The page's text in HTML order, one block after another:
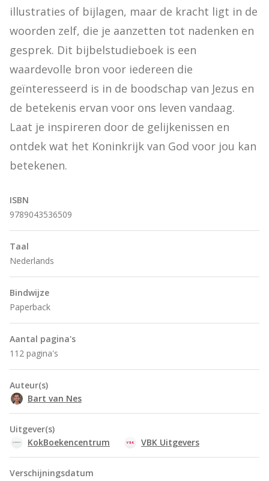
illustraties of bijlagen, maar de kracht ligt in de
woorden zelf, die je aanzetten tot nadenken en
gesprek. Dit bijbelstudieboek is een
waardevolle bron voor iedereen die
geïnteresseerd is in de boodschap van Jezus en
de betekenis ervan voor ons leven vandaag.
Laat je inspireren door de gelijkenissen en
ontdek wat het Koninkrijk van God voor jou kan
betekenen.
ISBN
9789043536509
Taal
Nederlands
Bindwijze
Paperback
Aantal pagina's
112 pagina's
Auteur(s)
Bart van Nes
Uitgever(s)
KokBoekencentrum
VBK Uitgevers
Verschijningsdatum